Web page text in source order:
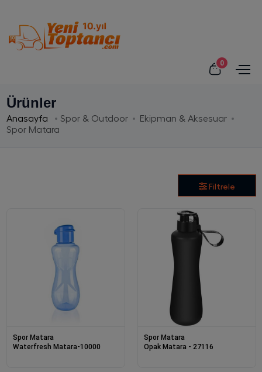
0
Ürünler
Anasayfa Spor & Outdoor
Ekipman & Aksesuar
Spor Matara
Filtrele
Spor Matara
Waterfresh Matara-10000
Spor Matara
Opak Matara - 27116